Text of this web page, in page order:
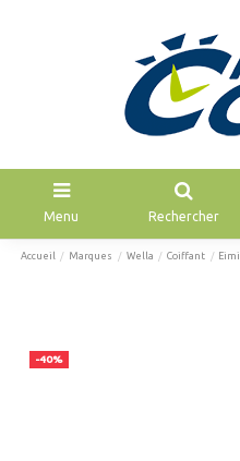
Menu Rechercher
Accueil Marques Wella Coiffant Eimi
-40%